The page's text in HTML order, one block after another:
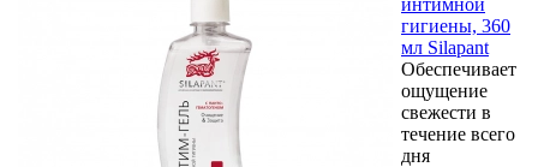
гигиены, 360
мл Silapant
Обеспечивает
ощущение
свежести в
течение всего
дня